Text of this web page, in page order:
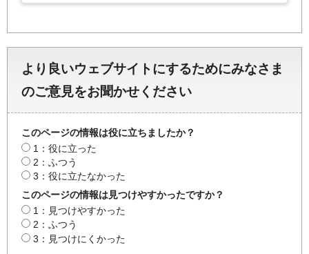
より良いウェブサイトにするためにみなさま
のご意見をお聞かせください
このページの情報は役に立ちましたか？
1：役に立った
2：ふつう
3：役に立たなかった
このページの情報は見つけやすかったですか？
1：見つけやすかった
2：ふつう
3：見つけにくかった